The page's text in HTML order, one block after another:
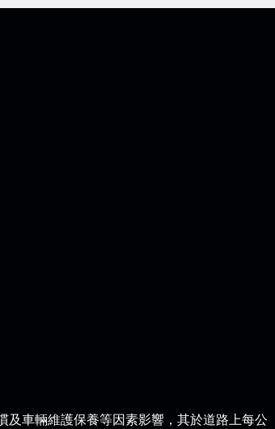
車輛維護保養等因素影響，其於道路上每公